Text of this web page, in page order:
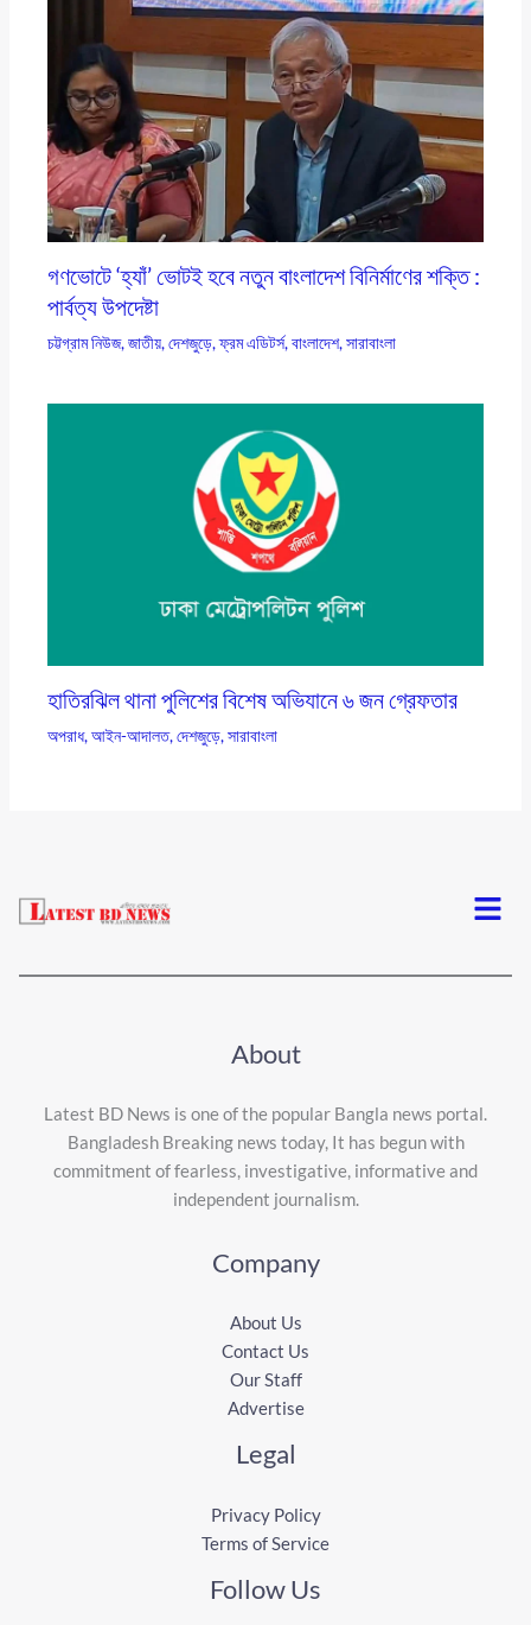
গণভোটে ‘হ্যাঁ’ ভোটই হবে নতুন বাংলাদেশ বিনির্মাণের শক্তি :
পার্বত্য উপদেষ্টা
চট্টগ্রাম নিউজ,জাতীয়,দেশজুড়ে,ফ্রম এডিটর্স,বাংলাদেশ,সারাবাংলা
হাতিরঝিল থানা পুলিশের বিশেষ অভিযানে ৬ জন গ্রেফতার
অপরাধ,আইন-আদালত,দেশজুড়ে,সারাবাংলা
Menu
About
Latest BD News is one of the popular Bangla news portal.
Bangladesh Breaking news today, It has begun with
commitment of fearless, investigative, informative and
independent journalism.
Company
About Us
Contact Us
Our Staff
Advertise
Legal
Privacy Policy
Terms of Service
Follow Us